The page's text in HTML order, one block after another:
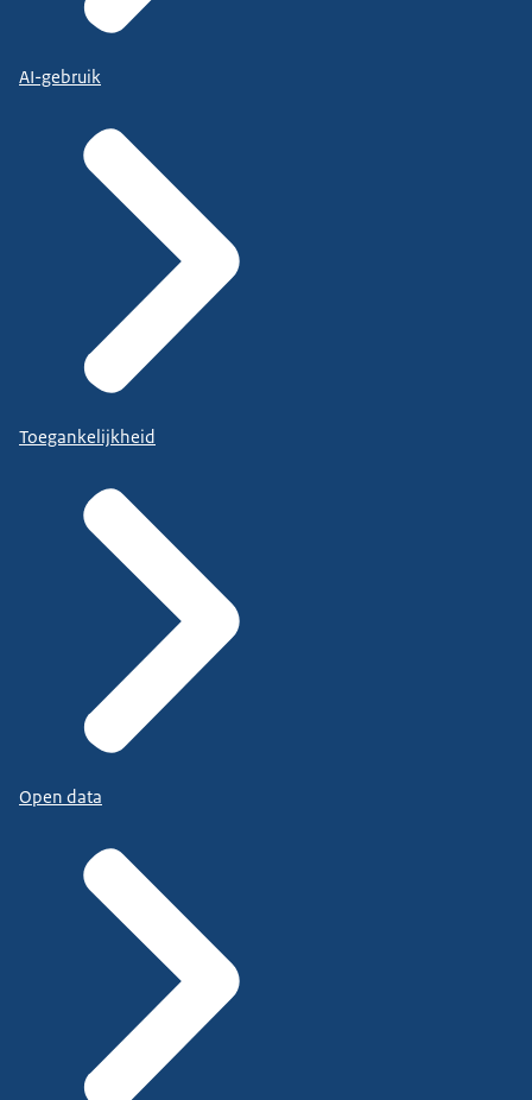
AI-gebruik
Toegankelijkheid
Open data